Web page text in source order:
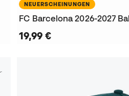
NEUERSCHEINUNGEN
FC Barcelona 2026-2027 Ball
19,99 €